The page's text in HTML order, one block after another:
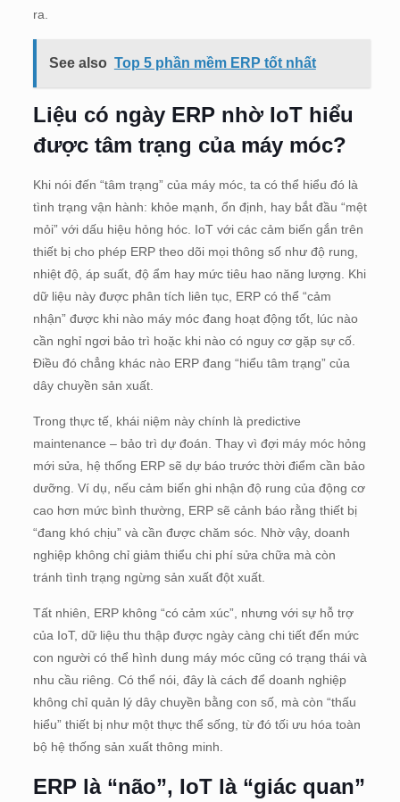
ra.
See also Top 5 phần mềm ERP tốt nhất
Liệu có ngày ERP nhờ IoT hiểu
được tâm trạng của máy móc?
Khi nói đến “tâm trạng” của máy móc, ta có thể hiểu đó là
tình trạng vận hành: khỏe mạnh, ổn định, hay bắt đầu “mệt
mỏi” với dấu hiệu hỏng hóc. IoT với các cảm biến gắn trên
thiết bị cho phép ERP theo dõi mọi thông số như độ rung,
nhiệt độ, áp suất, độ ẩm hay mức tiêu hao năng lượng. Khi
dữ liệu này được phân tích liên tục, ERP có thể “cảm
nhận” được khi nào máy móc đang hoạt động tốt, lúc nào
cần nghỉ ngơi bảo trì hoặc khi nào có nguy cơ gặp sự cố.
Điều đó chẳng khác nào ERP đang “hiểu tâm trạng” của
dây chuyền sản xuất.
Trong thực tế, khái niệm này chính là predictive
maintenance – bảo trì dự đoán. Thay vì đợi máy móc hỏng
mới sửa, hệ thống ERP sẽ dự báo trước thời điểm cần bảo
dưỡng. Ví dụ, nếu cảm biến ghi nhận độ rung của động cơ
cao hơn mức bình thường, ERP sẽ cảnh báo rằng thiết bị
“đang khó chịu” và cần được chăm sóc. Nhờ vậy, doanh
nghiệp không chỉ giảm thiểu chi phí sửa chữa mà còn
tránh tình trạng ngừng sản xuất đột xuất.
Tất nhiên, ERP không “có cảm xúc”, nhưng với sự hỗ trợ
của IoT, dữ liệu thu thập được ngày càng chi tiết đến mức
con người có thể hình dung máy móc cũng có trạng thái và
nhu cầu riêng. Có thể nói, đây là cách để doanh nghiệp
không chỉ quản lý dây chuyền bằng con số, mà còn “thấu
hiểu” thiết bị như một thực thể sống, từ đó tối ưu hóa toàn
bộ hệ thống sản xuất thông minh.
ERP là “não”, IoT là “giác quan”